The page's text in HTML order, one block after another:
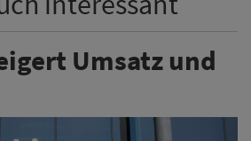
Umsatz und